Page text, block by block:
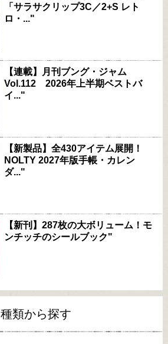
「サラサクリップ3C／2+S レト
ロ・..."
【連載】月刊ブング・ジャム
Vol.112 2026年上半期ベストバ
イ..."
【新製品】全430アイテム展開！
NOLTY 2027年版手帳・カレン
ダ..."
【新刊】287枚の大ボリューム！モ
ンチッチのシールブック"
種類から探す